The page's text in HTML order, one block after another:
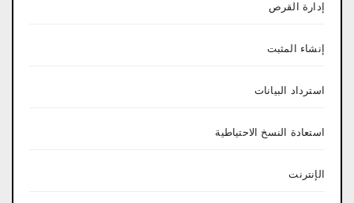
إدارة القرص
إنشاء المثبت
استرداد البيانات
استعادة النسخ الاحتياطية
الإنترنت